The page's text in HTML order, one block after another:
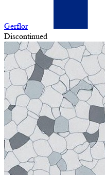
Gerflor
Discontinued